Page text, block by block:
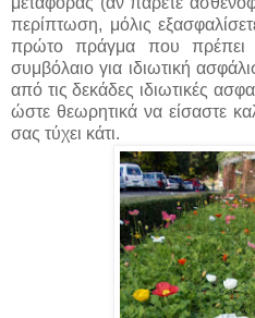
περίπτωση, μόλις
πρώτο πράγμα που πρέπει
συμβόλαιο για ιδιωτική
από τις δεκάδες ιδιωτικές
ώστε θεωρητικά να είσαστε
σας τύχει κάτι.